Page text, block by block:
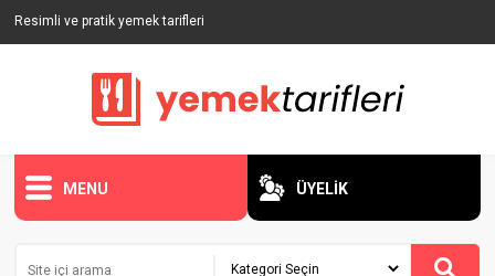
Resimli ve pratik yemek tarifleri
MENU ÜYELİK